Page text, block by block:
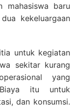
mahasiswa baru
kekeluargaan
untuk kegiatan
sekitar kurang
yang
itu untuk
dan konsumsi.